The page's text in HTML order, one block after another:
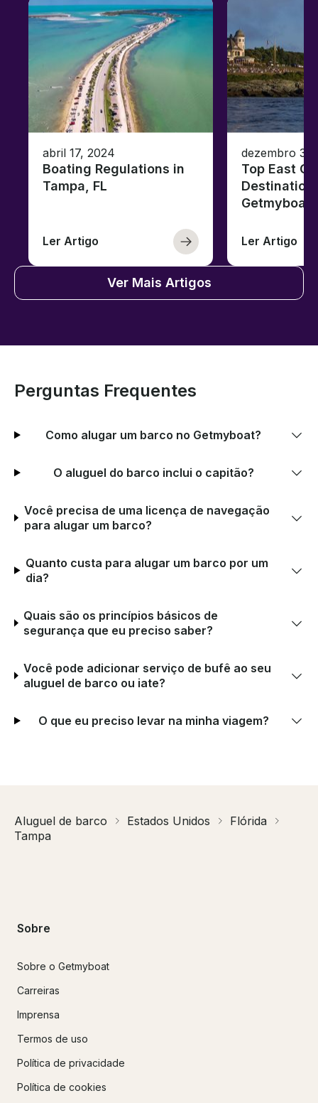
abril 17, 2024
Boating Regulations in
Tampa, FL
Ler Artigo
dezembro
Top East
Getmyboat
Ler Artigo
Ver Mais Artigos
Perguntas Frequentes
Como alugar um barco no Getmyboat?
O aluguel do barco inclui o capitão?
Você precisa de uma licença de navegação
para alugar um barco?
Quanto custa para alugar um barco por um
dia?
Quais são os princípios básicos de
segurança que eu preciso saber?
Você pode adicionar serviço de bufê ao seu
aluguel de barco ou iate?
O que eu preciso levar na minha viagem?
Aluguel de barco Estados Unidos
Flórida
Tampa
Sobre
Sobre o Getmyboat
Carreiras
Imprensa
Termos de uso
Política de privacidade
Política de cookies